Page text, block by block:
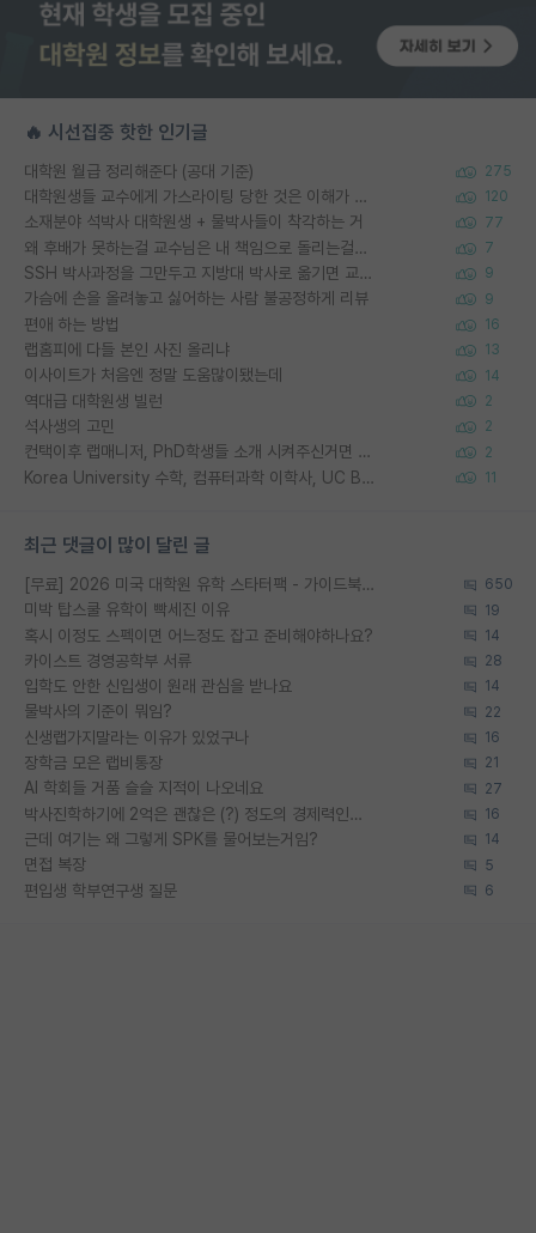
🔥 시선집중 핫한 인기글
대학원 월급 정리해준다 (공대 기준) 275
대학원생들 교수에게 가스라이팅 당한 것은 이해가 갑니다. 안타깝네요. 120
소재분야 석박사 대학원생 + 물박사들이 착각하는 거 77
왜 후배가 못하는걸 교수님은 내 책임으로 돌리는걸까요? 7
SSH 박사과정을 그만두고 지방대 박사로 옮기면 교수의 꿈은 끝일까요? 9
가슴에 손을 올려놓고 싫어하는 사람 불공정하게 리뷰 9
편애 하는 방법 16
랩홈피에 다들 본인 사진 올리냐 13
이사이트가 처음엔 정말 도움많이됐는데 14
역대급 대학원생 빌런 2
석사생의 고민 2
컨택이후 랩매니저, PhD학생들 소개 시켜주신거면 거의 컨펌에 가깝나요? 2
Korea University 수학, 컴퓨터과학 이학사, UC Berkeley 산업공학 대학원 공학박사가 되는 것은 쉽지 않겠죠? 11
최근 댓글이 많이 달린 글
[무료] 2026 미국 대학원 유학 스타터팩 - 가이드북 & 합격자 컨택메일 템플릿 650
미박 탑스쿨 유학이 빡세진 이유 19
혹시 이정도 스펙이면 어느정도 잡고 준비해야하나요? 14
카이스트 경영공학부 서류 28
입학도 안한 신입생이 원래 관심을 받나요 14
물박사의 기준이 뭐임? 22
신생랩가지말라는 이유가 있었구나 16
장학금 모은 랩비통장 21
AI 학회들 거품 슬슬 지적이 나오네요 27
박사진학하기에 2억은 괜찮은 (?) 정도의 경제력인가요 16
근데 여기는 왜 그렇게 SPK를 물어보는거임? 14
면접 복장 5
편입생 학부연구생 질문 6